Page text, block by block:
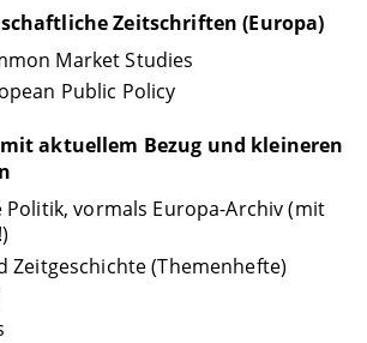
Zeitschriften (Europa)
Market Studies
Public Policy
aktuellem Bezug und kleineren
vormals Europa-Archiv (mit
Zeitgeschichte (Themenhefte)